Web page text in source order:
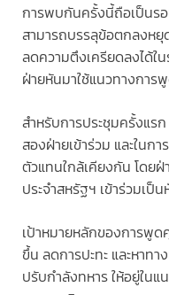
การพบกันครั้งนี้ถือเป็นร
สามารถบรรลุข้อตกลงหยุ
ลดความตึงเครียดลงได้ใ
ฝ่ายหันมาใช้แนวทางกา
สำหรับการประชุมครั้งแร
สองฝ่ายเข้าร่วม และในก
ตัวแทนใกล้เคียงกัน โดย
ประจำสหรัฐฯ เข้าร่วมเป็
เป้าหมายหลักของการพู
ขึ้น ลดการปะทะ และหาท
ปรับกำลังทหาร ให้อยู่ในแ